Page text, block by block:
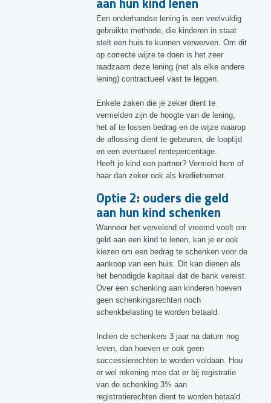
Een onderhandse lening is een veelvuldig
gebruikte methode, die kinderen in staat
stelt een huis te kunnen verwerven. Om dit
op correcte wijze te doen is het zeer
raadzaam deze lening (net als elke andere
lening) contractueel vast te leggen.
Enkele zaken die je zeker dient te
vermelden zijn de hoogte van de lening,
het af te lossen bedrag en de wijze waarop
de aflossing dient te gebeuren, de looptijd
en een eventueel rentepercentage.
Heeft je kind een partner? Vermeld hem of
haar dan zeker ook als kredietnemer.
Optie 2: ouders die geld
aan hun kind schenken
Wanneer het vervelend of vreemd voelt om
geld aan een kind te lenen, kan je er ook
kiezen om een bedrag te schenken voor de
aankoop van een huis. Dit kan dienen als
het benodigde kapitaal dat de bank vereist.
Over een schenking aan kinderen hoeven
geen schenkingsrechten noch
schenkbelasting te worden betaald.
Indien de schenkers 3 jaar na datum nog
leven, dan hoeven er ook geen
successierechten te worden voldaan. Hou
er wel rekening mee dat er bij registratie
van de schenking 3% aan
registratierechten dient te worden betaald.